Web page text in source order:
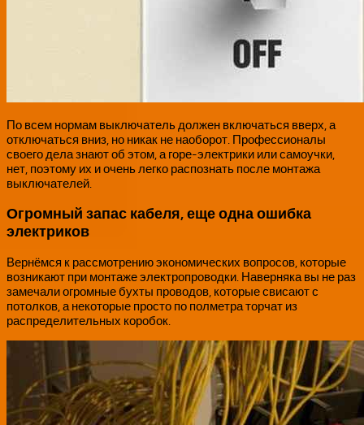
По всем нормам выключатель должен включаться вверх, а
отключаться вниз, но никак не наоборот. Профессионалы
своего дела знают об этом, а горе-электрики или самоучки,
нет, поэтому их и очень легко распознать после монтажа
выключателей.
Огромный запас кабеля, еще одна ошибка
электриков
Вернёмся к рассмотрению экономических вопросов, которые
возникают при монтаже электропроводки. Наверняка вы не раз
замечали огромные бухты проводов, которые свисают с
потолков, а некоторые просто по полметра торчат из
распределительных коробок.